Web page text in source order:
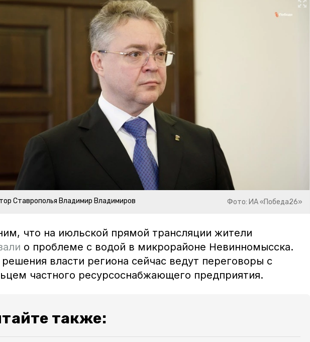
Ставрополья Владимир Владимиров Фото: ИА «Победа26»
что на июльской прямой трансляции жители
о проблеме с водой в микрорайоне Невинномысска.
власти региона сейчас ведут переговоры с
частного ресурсоснабжающего предприятия.
также: